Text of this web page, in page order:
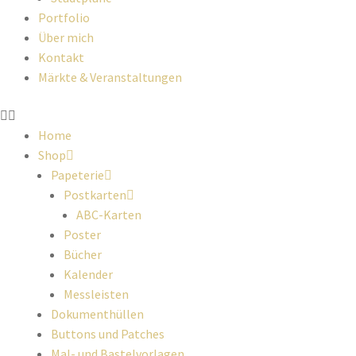
Portfolio
Über mich
Kontakt
Märkte & Veranstaltungen
Home
Shop
Papeterie
Postkarten
ABC-Karten
Poster
Bücher
Kalender
Messleisten
Dokumenthüllen
Buttons und Patches